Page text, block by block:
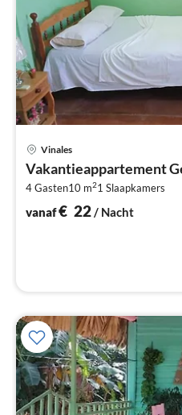
Vinales
Vakantieappartement
4 Gasten10 m21 Slaapkamers
vanaf€ 22 / Nacht